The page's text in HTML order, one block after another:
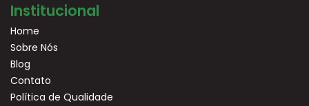
Institucional
Home
Sobre Nós
Blog
Contato
Política de Qualidade